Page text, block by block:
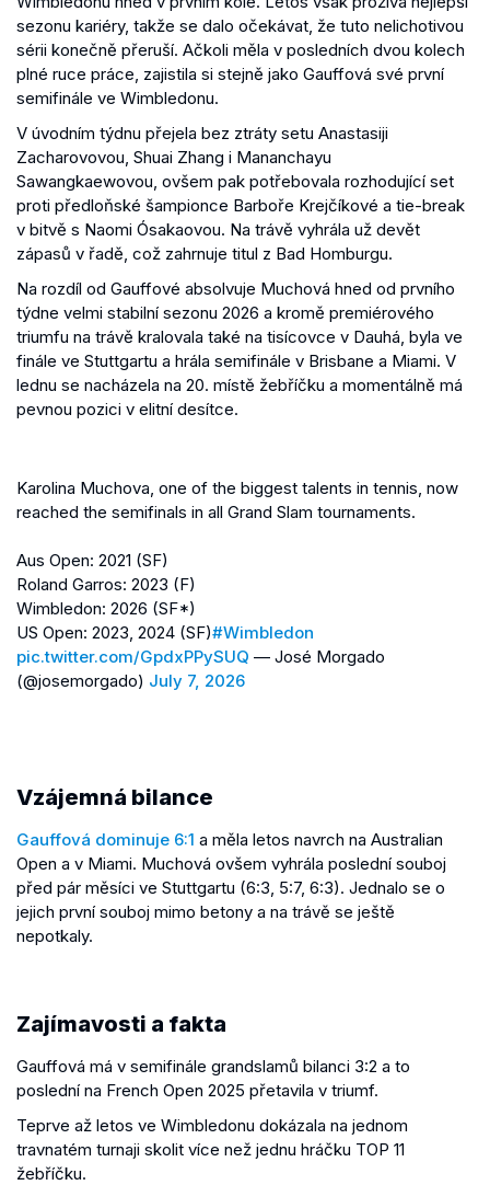
sezonu kariéry, takže se dalo očekávat, že tuto nelichotivou
sérii konečně přeruší. Ačkoli měla v posledních dvou kolech
plné ruce práce, zajistila si stejně jako Gauffová své první
semifinále ve Wimbledonu.
V úvodním týdnu přejela bez ztráty setu Anastasiji
Zacharovovou, Shuai Zhang i Mananchayu
Sawangkaewovou, ovšem pak potřebovala rozhodující set
proti předloňské šampionce Barboře Krejčíkové a tie-break
v bitvě s Naomi Ósakaovou. Na trávě vyhrála už devět
zápasů v řadě, což zahrnuje titul z Bad Homburgu.
Na rozdíl od Gauffové absolvuje Muchová hned od prvního
týdne velmi stabilní sezonu 2026 a kromě premiérového
triumfu na trávě kralovala také na tisícovce v Dauhá, byla ve
finále ve Stuttgartu a hrála semifinále v Brisbane a Miami. V
lednu se nacházela na 20. místě žebříčku a momentálně má
pevnou pozici v elitní desítce.
Karolina Muchova, one of the biggest talents in tennis, now
reached the semifinals in all Grand Slam tournaments.
Aus Open: 2021 (SF)
Roland Garros: 2023 (F)
Wimbledon: 2026 (SF*)
US Open: 2023, 2024 (SF)#Wimbledon
pic.twitter.com/GpdxPPySUQ — José Morgado
(@josemorgado) July 7, 2026
Vzájemná bilance
Gauffová dominuje 6:1 a měla letos navrch na Australian
Open a v Miami. Muchová ovšem vyhrála poslední souboj
před pár měsíci ve Stuttgartu (6:3, 5:7, 6:3). Jednalo se o
jejich první souboj mimo betony a na trávě se ještě
nepotkaly.
Zajímavosti a fakta
Gauffová má v semifinále grandslamů bilanci 3:2 a to
poslední na French Open 2025 přetavila v triumf.
Teprve až letos ve Wimbledonu dokázala na jednom
travnatém turnaji skolit více než jednu hráčku TOP 11
žebříčku.